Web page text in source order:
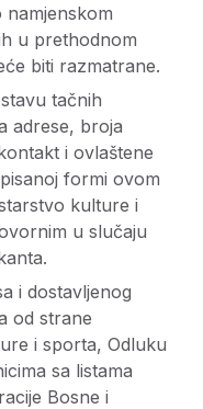
namjenskom
u prethodnom
biti razmatrane.
tačnih
adrese, broja
i ovlaštene
formi ovom
kulture i
u slučaju
i dostavljenog
od strane
i sporta, Odluku
sa listama
Bosne i